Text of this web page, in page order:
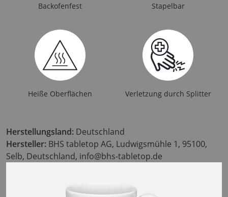
Backofenfest Stapelbar
Heiße Oberflächen Verletzung durch Splitter
Herstellungsland: Deutschland
Hersteller: BHS tabletop AG, Ludwigsmühle 1, 95100,
Selb, Deutschland, info@bhs-tabletop.de